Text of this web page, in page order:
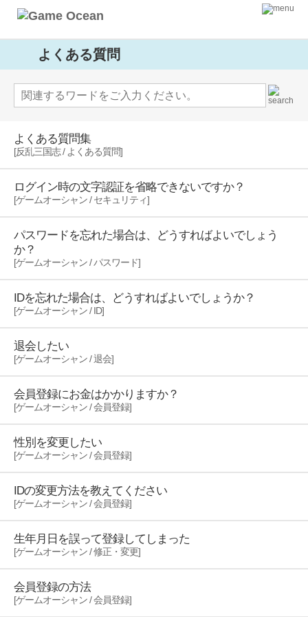
よくある質問
よくある質問集
[反乱三国志 / よくある質問]
ログイン時の文字認証を省略できないですか？
[ゲームオーシャン / セキュリティ]
パスワードを忘れた場合は、どうすればよいでしょう
か？
[ゲームオーシャン / パスワード]
IDを忘れた場合は、どうすればよいでしょうか？
[ゲームオーシャン / ID]
退会したい
[ゲームオーシャン / 退会]
会員登録にお金はかかりますか？
[ゲームオーシャン / 会員登録]
性別を変更したい
[ゲームオーシャン / 会員登録]
IDの変更方法を教えてください
[ゲームオーシャン / 会員登録]
生年月日を誤って登録してしまった
[ゲームオーシャン / 修正・変更]
会員登録の方法
[ゲームオーシャン / 会員登録]